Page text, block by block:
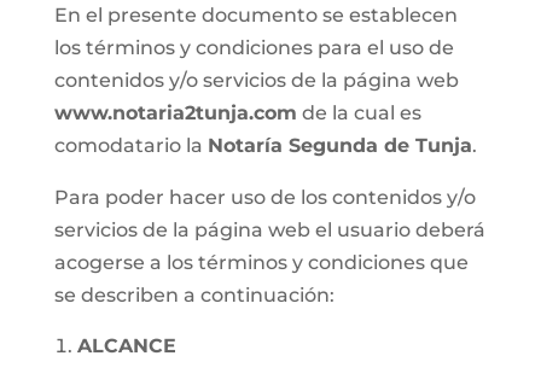
En el presente documento se establecen
los términos y condiciones para el uso de
contenidos y/o servicios de la página web
www.notaria2tunja.com de la cual es
comodatario la Notaría Segunda de Tunja.
Para poder hacer uso de los contenidos y/o
servicios de la página web el usuario deberá
acogerse a los términos y condiciones que
se describen a continuación:
ALCANCE